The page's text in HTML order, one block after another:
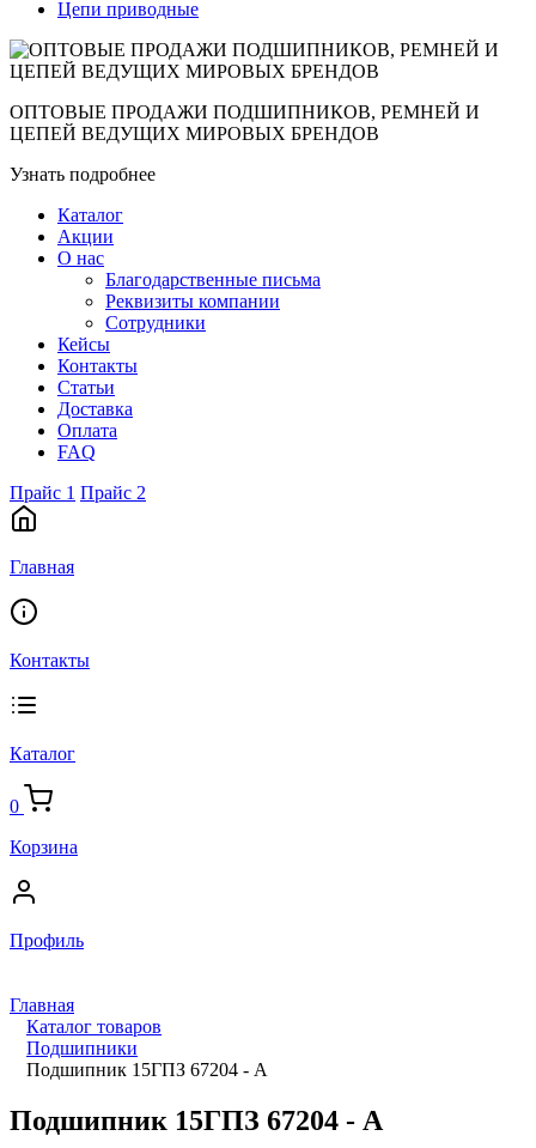
Цепи приводные
ОПТОВЫЕ ПРОДАЖИ ПОДШИПНИКОВ, РЕМНЕЙ И
ЦЕПЕЙ ВЕДУЩИХ МИРОВЫХ БРЕНДОВ
Узнать подробнее
Каталог
Акции
О нас
Благодарственные письма
Реквизиты компании
Сотрудники
Кейсы
Контакты
Статьи
Доставка
Оплата
FAQ
Прайс 1 Прайс 2
Главная
Контакты
Каталог
0
Корзина
Профиль
Главная
Каталог товаров
Подшипники
Подшипник 15ГПЗ 67204 - А
Подшипник 15ГПЗ 67204 - А